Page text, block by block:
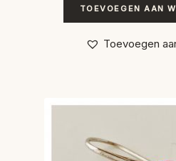
TOEVOEGEN AAN
Toevoegen